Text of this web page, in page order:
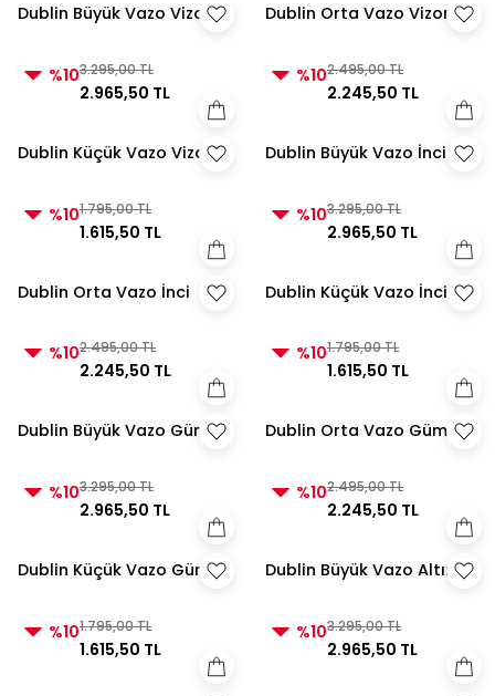
Dublin Büyük Vazo Vizon
%103.295,00 TL
2.965,50 TL
Dublin Orta Vazo Vizon
%102.495,00 TL
2.245,50 TL
Dublin Küçük Vazo Vizon
%101.795,00 TL
1.615,50 TL
Dublin Büyük Vazo İnci
%103.295,00 TL
2.965,50 TL
Dublin Orta Vazo İnci
%102.495,00 TL
2.245,50 TL
Dublin Küçük Vazo İnci
%101.795,00 TL
1.615,50 TL
Dublin Büyük Vazo Gümüş
%103.295,00 TL
2.965,50 TL
Dublin Orta Vazo Gümüş
%102.495,00 TL
2.245,50 TL
Dublin Küçük Vazo Gümüş
%101.795,00 TL
1.615,50 TL
Dublin Büyük Vazo Altın
%103.295,00 TL
2.965,50 TL